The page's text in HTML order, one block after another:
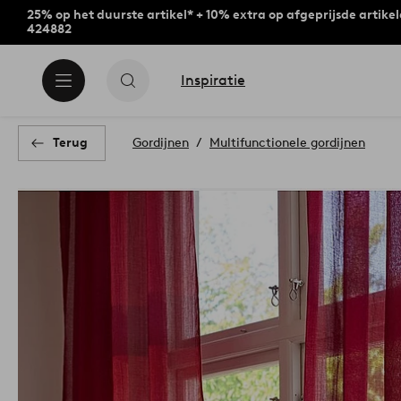
25% op het duurste artikel* + 10% extra op afgeprijsde
424882
Inspiratie
Terug Gordijnen Multifunctionele gordijnen